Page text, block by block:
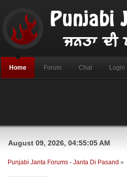
Home Forum Chat Login
August 09, 2026, 04:55:05 AM
Punjabi Janta Forums - Janta Di Pasand »